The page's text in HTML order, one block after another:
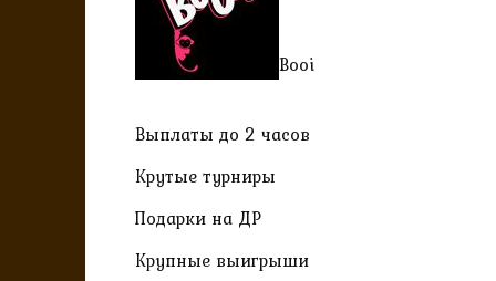
Booi
Выплаты до 2 часов
Крутые турниры
Подарки на ДР
Крупные выигрыши